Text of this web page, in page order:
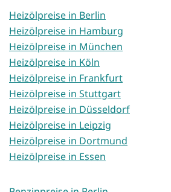
Heizölpreise in Berlin
Heizölpreise in Hamburg
Heizölpreise in München
Heizölpreise in Köln
Heizölpreise in Frankfurt
Heizölpreise in Stuttgart
Heizölpreise in Düsseldorf
Heizölpreise in Leipzig
Heizölpreise in Dortmund
Heizölpreise in Essen